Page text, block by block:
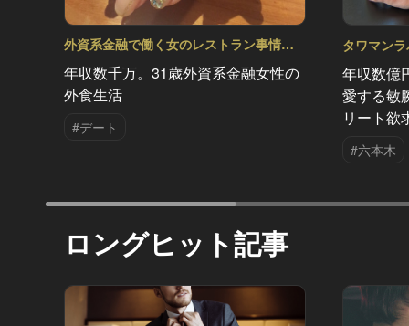
外資系金融で働く女のレストラン事情
Vol.1
年収数千万。31歳外資系金融女性の
外食生活
#デート
タワマン
年収数億
愛する敏
リート欲
#六本木
ロングヒット記事